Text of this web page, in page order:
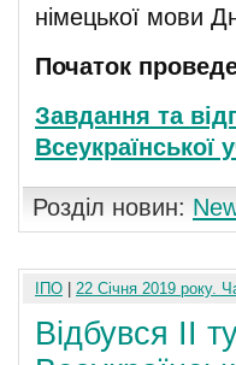
німецької мови
Початок
Завдання та
Всеукраїнської
Розділ новин:
ІПО 22 Січня 2019 року.
Відбувся II